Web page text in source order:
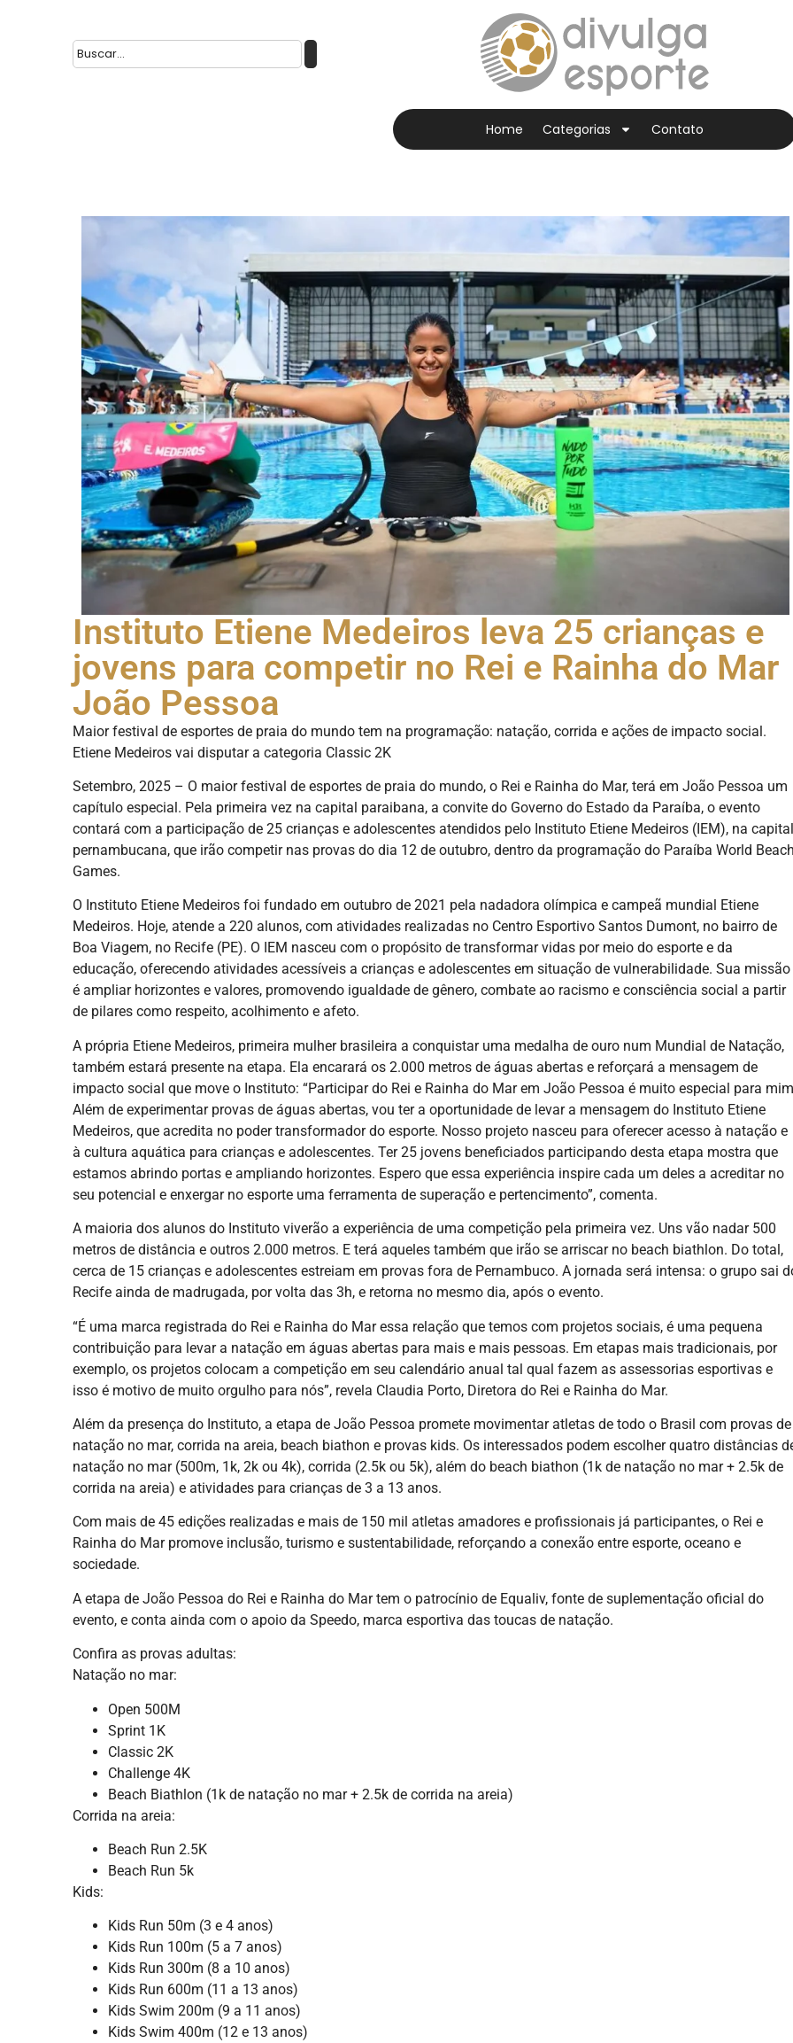
Home Categorias Contato
Instituto Etiene Medeiros leva 25 crianças e
jovens para competir no Rei e Rainha do Mar
João Pessoa
Maior festival de esportes de praia do mundo tem na programação: natação, corrida e ações de impacto social.
Etiene Medeiros vai disputar a categoria Classic 2K
Setembro, 2025 – O maior festival de esportes de praia do mundo, o Rei e Rainha do Mar, terá em João Pessoa um
capítulo especial. Pela primeira vez na capital paraibana, a convite do Governo do Estado da Paraíba, o evento
contará com a participação de 25 crianças e adolescentes atendidos pelo Instituto Etiene Medeiros (IEM), na capital
pernambucana, que irão competir nas provas do dia 12 de outubro, dentro da programação do Paraíba World
Games.
O Instituto Etiene Medeiros foi fundado em outubro de 2021 pela nadadora olímpica e campeã mundial Etiene
Medeiros. Hoje, atende a 220 alunos, com atividades realizadas no Centro Esportivo Santos Dumont, no bairro de
Boa Viagem, no Recife (PE). O IEM nasceu com o propósito de transformar vidas por meio do esporte e da
educação, oferecendo atividades acessíveis a crianças e adolescentes em situação de vulnerabilidade. Sua missão
é ampliar horizontes e valores, promovendo igualdade de gênero, combate ao racismo e consciência social a partir
de pilares como respeito, acolhimento e afeto.
A própria Etiene Medeiros, primeira mulher brasileira a conquistar uma medalha de ouro num Mundial de Natação,
também estará presente na etapa. Ela encarará os 2.000 metros de águas abertas e reforçará a mensagem de
impacto social que move o Instituto: “Participar do Rei e Rainha do Mar em João Pessoa é muito especial para
Além de experimentar provas de águas abertas, vou ter a oportunidade de levar a mensagem do Instituto Etiene
Medeiros, que acredita no poder transformador do esporte. Nosso projeto nasceu para oferecer acesso à natação e
à cultura aquática para crianças e adolescentes. Ter 25 jovens beneficiados participando desta etapa mostra que
estamos abrindo portas e ampliando horizontes. Espero que essa experiência inspire cada um deles a acreditar no
seu potencial e enxergar no esporte uma ferramenta de superação e pertencimento”, comenta.
A maioria dos alunos do Instituto viverão a experiência de uma competição pela primeira vez. Uns vão nadar 500
metros de distância e outros 2.000 metros. E terá aqueles também que irão se arriscar no beach biathlon. Do total,
cerca de 15 crianças e adolescentes estreiam em provas fora de Pernambuco. A jornada será intensa: o grupo sai
Recife ainda de madrugada, por volta das 3h, e retorna no mesmo dia, após o evento.
“É uma marca registrada do Rei e Rainha do Mar essa relação que temos com projetos sociais, é uma pequena
contribuição para levar a natação em águas abertas para mais e mais pessoas. Em etapas mais tradicionais, por
exemplo, os projetos colocam a competição em seu calendário anual tal qual fazem as assessorias esportivas e
isso é motivo de muito orgulho para nós”, revela Claudia Porto, Diretora do Rei e Rainha do Mar.
Além da presença do Instituto, a etapa de João Pessoa promete movimentar atletas de todo o Brasil com provas de
natação no mar, corrida na areia, beach biathon e provas kids. Os interessados podem escolher quatro distâncias
natação no mar (500m, 1k, 2k ou 4k), corrida (2.5k ou 5k), além do beach biathon (1k de natação no mar + 2.5k de
corrida na areia) e atividades para crianças de 3 a 13 anos.
Com mais de 45 edições realizadas e mais de 150 mil atletas amadores e profissionais já participantes, o Rei e
Rainha do Mar promove inclusão, turismo e sustentabilidade, reforçando a conexão entre esporte, oceano e
sociedade.
A etapa de João Pessoa do Rei e Rainha do Mar tem o patrocínio de Equaliv, fonte de suplementação oficial do
evento, e conta ainda com o apoio da Speedo, marca esportiva das toucas de natação.
Confira as provas adultas:
Natação no mar:
Open 500M
Sprint 1K
Classic 2K
Challenge 4K
Beach Biathlon (1k de natação no mar + 2.5k de corrida na areia)
Corrida na areia:
Beach Run 2.5K
Beach Run 5k
Kids:
Kids Run 50m (3 e 4 anos)
Kids Run 100m (5 a 7 anos)
Kids Run 300m (8 a 10 anos)
Kids Run 600m (11 a 13 anos)
Kids Swim 200m (9 a 11 anos)
Kids Swim 400m (12 e 13 anos)